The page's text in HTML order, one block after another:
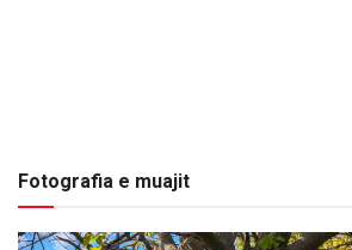
Fotografia e muajit